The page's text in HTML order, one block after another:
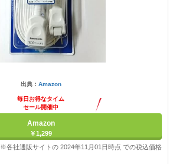
出典： Amazon
毎日お得なタイム
セール開催中
Amazon
￥1,299
※各社通販サイトの 2024年11月01日時点 での税込価格